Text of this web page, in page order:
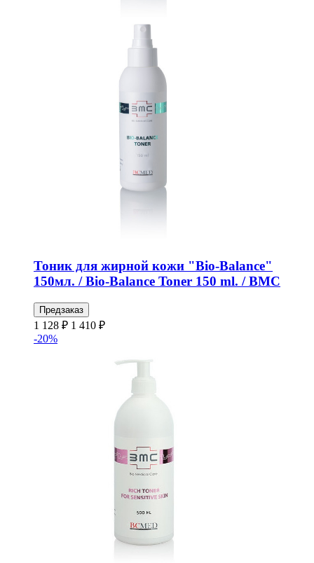
Тоник для жирной кожи "Bio-Balance"
150мл. / Bio-Balance Toner 150 ml. / BMC
Предзаказ
1 128 ₽ 1 410 ₽
-20%